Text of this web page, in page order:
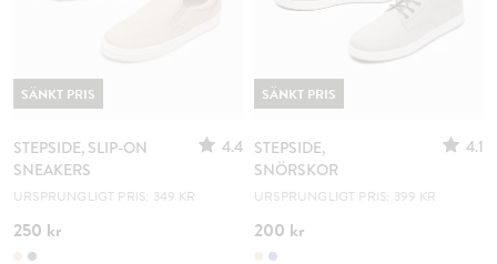
STEPSIDE, SLIP-ON
SNEAKERS
4.4
URSPRUNGLIGT PRIS: 349 KR
250 kr
SÄNKT PRIS
STEPSIDE,
SNÖRSKOR
4.1
URSPRUNGLIGT PRIS: 399 KR
200 kr
SÄNKT PRIS